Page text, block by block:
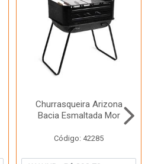
Churrasqueira Arizona
Bacia Esmaltada Mor
Código: 42285